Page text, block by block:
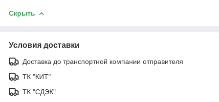
Скрыть
Условия доставки
Доставка до транспортной компании отправителя
ТК "КИТ"
ТК "СДЭК"